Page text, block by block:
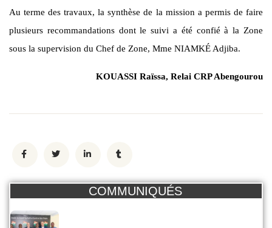
Au terme des travaux, la synthèse de la mission a permis de faire
plusieurs recommandations dont le suivi a été confié à la Zone
sous la supervision du Chef de Zone, Mme NIAMKÉ Adjiba.
KOUASSI Raïssa, Relai CRP Abengourou
COMMUNIQUÉS